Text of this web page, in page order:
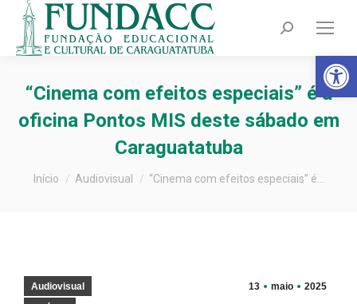
Barra de
Search:
“Cinema com efeitos especiais” é a
oficina Pontos MIS deste sábado em
Caraguatatuba
Você está aqui:
Início Audiovisual “Cinema com efeitos especiais” é…
13 maio 2025
Audiovisual